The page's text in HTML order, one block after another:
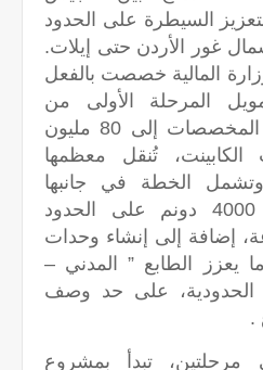
السيطرة على الحدود
غور الأردن حتى إيلات.
المالية خصصت بالفعل
المرحلة الأولى من
الخطة، قبل أن تُرفع المخصصات إلى 80 مليون
تُنقل معظمها
الخطة في جانبها
الزراعي تطوير نحو 4000 دونم على الحدود
إضافة إلى إنشاء وحدات
يعزز الطابع ” المدني –
الحدودية، على حد وصف
.
تبدأ بمشروع